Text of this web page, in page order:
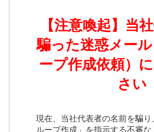
【注意喚起】当
騙った迷惑メー
ープ作成依頼）
さい
現在、当社代表者の名前を騙
ループ作成」を指示する不審